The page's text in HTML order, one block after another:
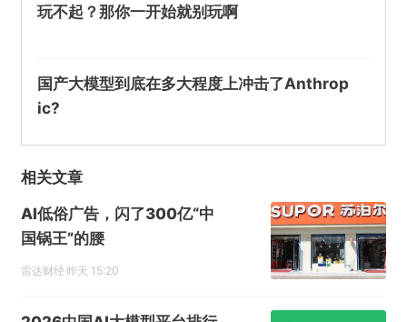
玩不起？那你一开始就别玩啊
国产大模型到底在多大程度上冲击了Anthrop
ic?
相关文章
AI低俗广告，闪了300亿“中
国锅王”的腰
雷达财经 昨天 15:20